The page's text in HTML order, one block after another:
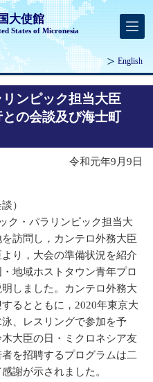
大使館
States of Micronesia
English
ンピック担当大臣
の会談及び海士町
令和元年9月9日
）
ク・パラリンピック担当大
訪問し，カンテロ外務大臣
り，大会の準備状況を紹介
地域ホストタウン青年プロ
しました。カンテロ外務大
るとともに，2020年東京大
、レスリングで参加を予
大臣の日・ミクロネシア友
を招聘するプログラムは二
謝が示されました。